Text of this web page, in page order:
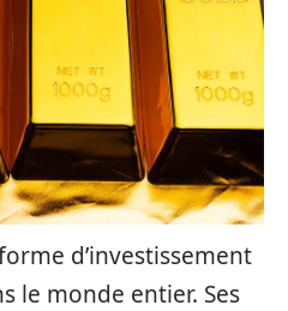
d’investissement
le monde entier. Ses